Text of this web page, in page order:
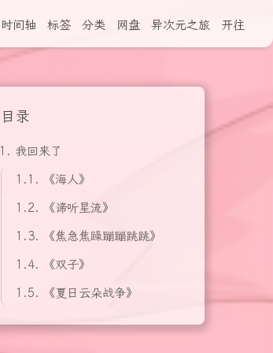
时间轴 标签 分类 网盘 异次元之旅 开往
目录
1. 我回来了
1.1.
《海人》
1.2.
《谛听星流》
1.3.
《焦急焦躁蹦蹦跳跳》
1.4.
《双子》
1.5.
《夏日云朵战争》